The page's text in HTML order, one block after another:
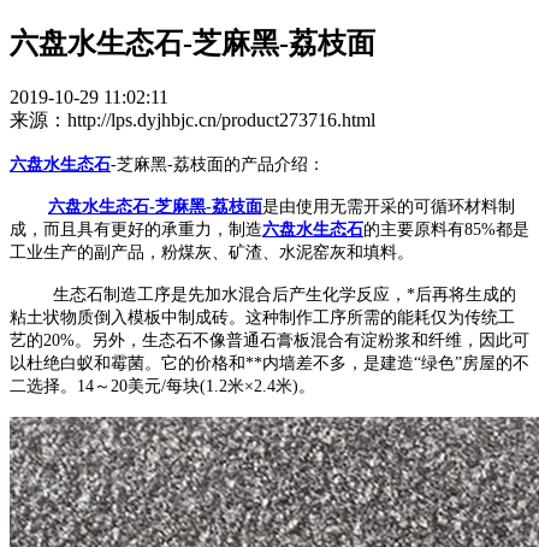
六盘水生态石-芝麻黑-荔枝面
2019-10-29 11:02:11
来源：http://lps.dyjhbjc.cn/product273716.html
六盘水生态石-芝麻黑-荔枝面的产品介绍：
六盘水生态石-芝麻黑-荔枝面是由使用无需开采的可循环材料制
成，而且具有更好的承重力，制造六盘水生态石的主要原料有85%都是
工业生产的副产品，粉煤灰、矿渣、水泥窑灰和填料。
生态石制造工序是先加水混合后产生化学反应，*后再将生成的
粘土状物质倒入模板中制成砖。这种制作工序所需的能耗仅为传统工
艺的20%。另外，生态石不像普通石膏板混合有淀粉浆和纤维，因此可
以杜绝白蚁和霉菌。它的价格和**内墙差不多，是建造“绿色”房屋的不
二选择。14～20美元/每块(1.2米×2.4米)。